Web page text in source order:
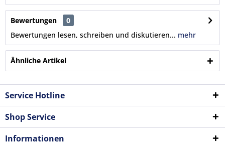
Bewertungen
0
Bewertungen lesen, schreiben und diskutieren... mehr
Ähnliche Artikel
Service Hotline
Shop Service
Informationen